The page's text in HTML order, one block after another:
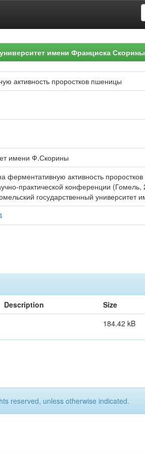
имени Франциска
активность проростков пшеницы
имени Ф.Скорины
ферментативную активность
практической конференции
государственный
Description Size
184.42 kB
reserved, unless otherwise indicated.